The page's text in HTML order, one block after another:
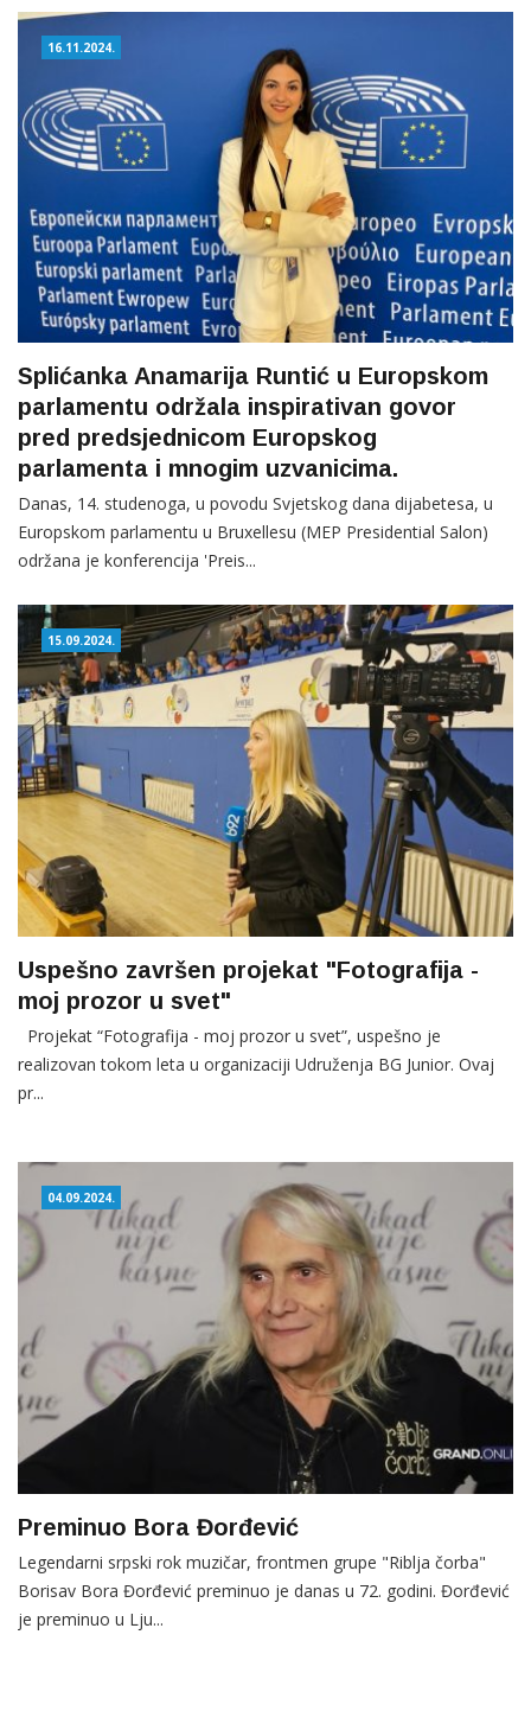
16.11.2024.
Splićanka Anamarija Runtić u Europskom
parlamentu održala inspirativan govor
pred predsjednicom Europskog
parlamenta i mnogim uzvanicima.
Danas, 14. studenoga, u povodu Svjetskog dana dijabetesa, u
Europskom parlamentu u Bruxellesu (MEP Presidential Salon)
održana je konferencija 'Preis...
15.09.2024.
Uspešno završen projekat "Fotografija -
moj prozor u svet"
Projekat “Fotografija - moj prozor u svet”, uspešno je
realizovan tokom leta u organizaciji Udruženja BG Junior. Ovaj
pr...
04.09.2024.
Preminuo Bora Đorđević
Legendarni srpski rok muzičar, frontmen grupe "Riblja čorba"
Borisav Bora Đorđević preminuo je danas u 72. godini. Đorđević
je preminuo u Lju...